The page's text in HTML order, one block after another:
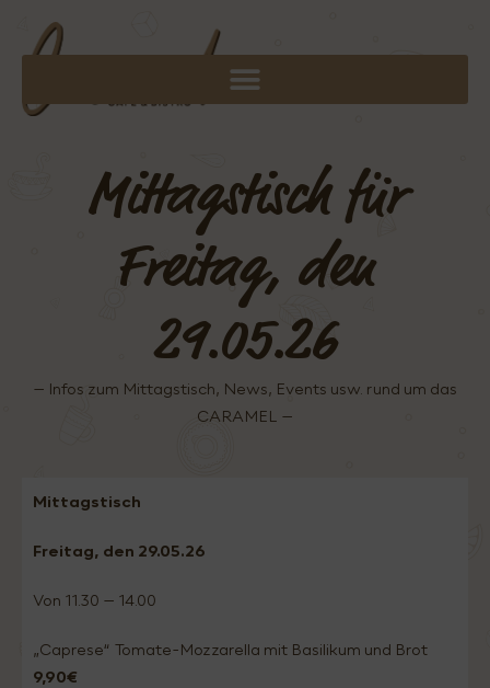
Mittagstisch für
Freitag, den
29.05.26
– Infos zum Mittagstisch, News, Events usw. rund um das
CARAMEL –
Mittagstisch
Freitag, den 29.05.26
Von 11.30 – 14.00
„Caprese“ Tomate-Mozzarella mit Basilikum und Brot
9,90€